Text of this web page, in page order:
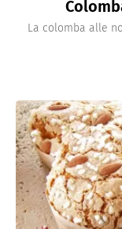
La colomba alle